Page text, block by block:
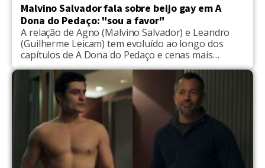
Malvino Salvador fala sobre beijo gay em A
Dona do Pedaço: "sou a favor"
A relação de Agno (Malvino Salvador) e Leandro
(Guilherme Leicam) tem evoluído ao longo dos
capítulos de A Dona do Pedaço e cenas mais
românticas e sensuais, que demonstram o carinho
entre os dois serão inevitáveis de acontecer. Em
entrevista ao jornal Extra, o ator Malvino Salvador
falou um pouco sobre a relação dos personagens